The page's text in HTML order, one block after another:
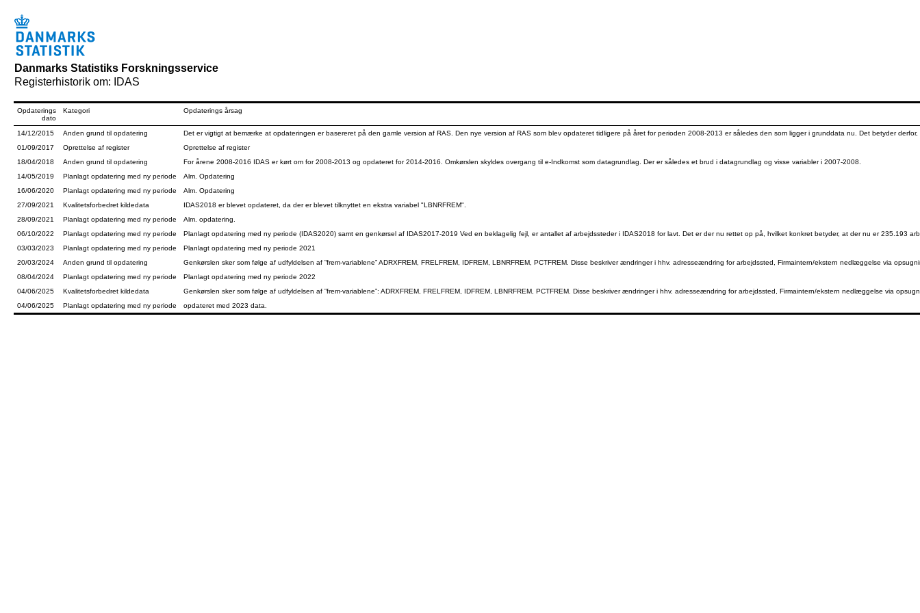
Danmarks Statistiks Forskningsservice
Registerhistorik om: IDAS
Opdaterings
dato
Kategori Opdaterings årsag
14/12/2015 Anden grund til opdatering
Det er vigtigt at bemærke at opdateringen er basereret på den gamle version af RAS. Den nye version af RAS som blev opdateret tidligere på året for perioden 2008-2013 er således den som ligger i grunddata nu. Det betyder
01/09/2017
Oprettelse af register
Oprettelse af register
18/04/2018
Anden grund til opdatering
For årene 2008-2016 IDAS er kørt om for 2008-2013 og opdateret for 2014-2016. Omkørslen skyldes overgang til e-Indkomst som datagrundlag. Der er således et brud i datagrundlag og visse variabler i 2007-2008.
14/05/2019
Planlagt opdatering med ny periode
Alm. Opdatering
16/06/2020
Planlagt opdatering med ny periode
Alm. Opdatering
27/09/2021
Kvalitetsforbedret kildedata
IDAS2018 er blevet opdateret, da der er blevet tilknyttet en ekstra variabel "LBNRFREM".
28/09/2021
Planlagt opdatering med ny periode
Alm. opdatering.
06/10/2022
Planlagt opdatering med ny periode
Planlagt opdatering med ny periode (IDAS2020) samt en genkørsel af IDAS2017-2019 Ved en beklagelig fejl, er antallet af arbejdssteder i IDAS2018 for lavt. Det er der nu rettet op på, hvilket konkret betyder, at der nu er
03/03/2023
Planlagt opdatering med ny periode
Planlagt opdatering med ny periode 2021
20/03/2024
Anden grund til opdatering
Genkørslen sker som følge af udfyldelsen af ”frem-variablene” ADRXFREM, FRELFREM, IDFREM, LBNRFREM, PCTFREM. Disse beskriver ændringer i hhv. adresseændring for arbejdssted, Firmaintern/ekstern nedlæggelse via
08/04/2024
Planlagt opdatering med ny periode
Planlagt opdatering med ny periode 2022
04/06/2025
Kvalitetsforbedret kildedata
Genkørslen sker som følge af udfyldelsen af ”frem-variablene”: ADRXFREM, FRELFREM, IDFREM, LBNRFREM, PCTFREM. Disse beskriver ændringer i hhv. adresseændring for arbejdssted, Firmaintern/ekstern nedlæggelse via
04/06/2025
Planlagt opdatering med ny periode opdateret med 2023 data.